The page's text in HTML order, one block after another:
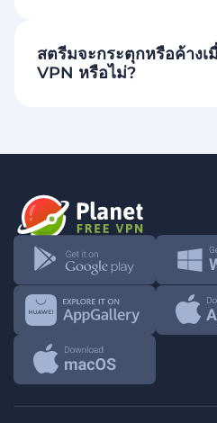
สตรีมจะกระตุกหรือค้าง
VPN หรือไม่?